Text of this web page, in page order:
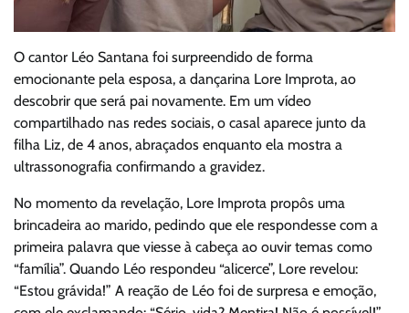
O cantor Léo Santana foi surpreendido de forma
emocionante pela esposa, a dançarina Lore Improta, ao
descobrir que será pai novamente. Em um vídeo
compartilhado nas redes sociais, o casal aparece junto da
filha Liz, de 4 anos, abraçados enquanto ela mostra a
ultrassonografia confirmando a gravidez.
No momento da revelação, Lore Improta propôs uma
brincadeira ao marido, pedindo que ele respondesse com a
primeira palavra que viesse à cabeça ao ouvir temas como
“família”. Quando Léo respondeu “alicerce”, Lore revelou:
“Estou grávida!” A reação de Léo foi de surpresa e emoção,